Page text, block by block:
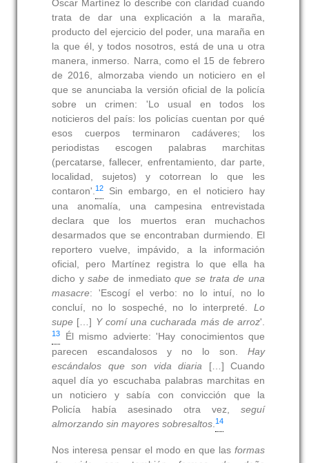
Óscar Martínez lo describe con claridad cuando
trata de dar una explicación a la maraña,
producto del ejercicio del poder, una maraña en
la que él, y todos nosotros, está de una u otra
manera, inmerso. Narra, como el 15 de febrero
de 2016, almorzaba viendo un noticiero en el
que se anunciaba la versión oficial de la policía
sobre un crimen: 'Lo usual en todos los
noticieros del país: los policías cuentan por qué
esos cuerpos terminaron cadáveres; los
periodistas escogen palabras marchitas
(percatarse, fallecer, enfrentamiento, dar parte,
localidad, sujetos) y cotorrean lo que les
contaron'.12
Sin embargo, en el noticiero hay
una anomalía, una campesina entrevistada
declara que los muertos eran muchachos
desarmados que se encontraban durmiendo. El
reportero vuelve, impávido, a la información
oficial, pero Martínez registra lo que ella ha
dicho ysabe de inmediatoque se trata de una
masacre: 'Escogí el verbo: no lo intuí, no lo
concluí, no lo sospeché, no lo interpreté.Lo
supe […] Y comí una cucharada más de arroz'.
13
Él mismo advierte: 'Hay conocimientos que
parecen escandalosos y no lo son.Hay
escándalos que son vida diaria […] Cuando
aquel día yo escuchaba palabras marchitas en
un noticiero y sabía con convicción que la
Policía había asesinado otra vez,seguí
almorzando sin mayores sobresaltos.14
Nos interesa pensar el modo en que lasformas